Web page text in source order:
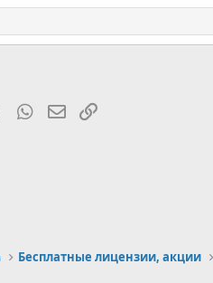
TumblrWhatsAppЭлектронная почта
Ссылка
Бесплатные лицензии, акции